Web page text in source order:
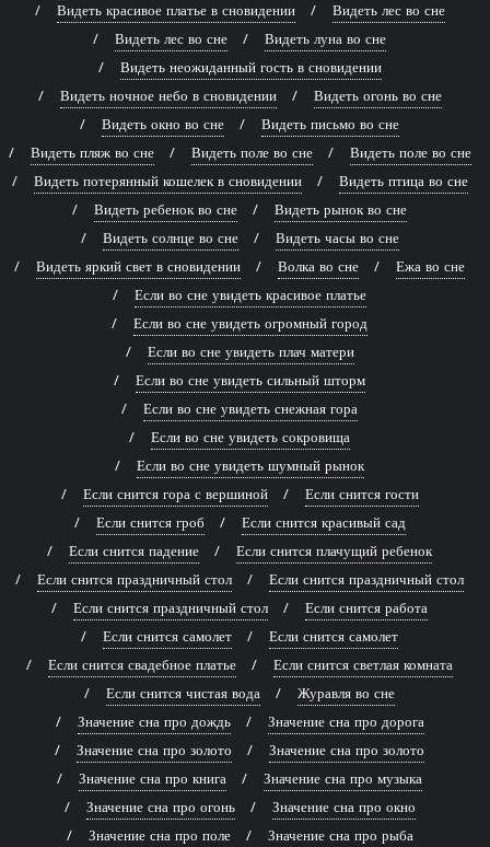
Видеть красивое платье в сновидении
Видеть лес во сне
Видеть лес во сне
Видеть луна во сне
Видеть неожиданный гость в сновидении
Видеть ночное небо в сновидении
Видеть огонь во сне
Видеть окно во сне
Видеть письмо во сне
Видеть пляж во сне
Видеть поле во сне
Видеть поле во сне
Видеть потерянный кошелек в сновидении
Видеть птица во сне
Видеть ребенок во сне
Видеть рынок во сне
Видеть солнце во сне
Видеть часы во сне
Видеть яркий свет в сновидении
Волка во сне
Ежа во сне
Если во сне увидеть красивое платье
Если во сне увидеть огромный город
Если во сне увидеть плач матери
Если во сне увидеть сильный шторм
Если во сне увидеть снежная гора
Если во сне увидеть сокровища
Если во сне увидеть шумный рынок
Если снится гора с вершиной
Если снится гости
Если снится гроб
Если снится красивый сад
Если снится падение
Если снится плачущий ребенок
Если снится праздничный стол
Если снится праздничный стол
Если снится праздничный стол
Если снится работа
Если снится самолет
Если снится самолет
Если снится свадебное платье
Если снится светлая комната
Если снится чистая вода
Журавля во сне
Значение сна про дождь
Значение сна про дорога
Значение сна про золото
Значение сна про золото
Значение сна про книга
Значение сна про музыка
Значение сна про огонь
Значение сна про окно
Значение сна про поле
Значение сна про рыба